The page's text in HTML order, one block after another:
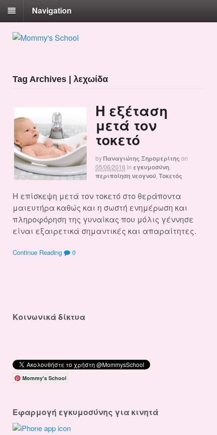
Navigation
Tag Archives | λεχωίδα
Η εξέταση
μετά τον
τοκετό
byΠαναγιώτης Ξηρομερίτης on
05/06/2016 in εγκυμοσύνη,
περιποίηση νεογνού, Τοκετός
Η επίσκεψη μετά τον τοκετό στο θεράποντα
μαιευτήρα καθώς και η σωστή ενημέρωση και
πληροφόρηση της γυναίκας που μόλις γέννησε
είναι εξαιρετικά σημαντικές και απαραίτητες.
Continue Reading 0
Κοινωνικά δίκτυα
Mommy's School
Εφαρμογή εγκυμοσύνης για κινητά